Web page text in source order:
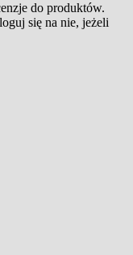
do produktów.
się na nie, jeżeli